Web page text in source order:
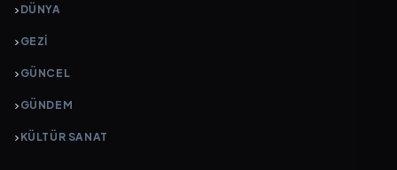
DÜNYA
GEZI
GÜNCEL
GÜNDEM
KÜLTÜR SANAT